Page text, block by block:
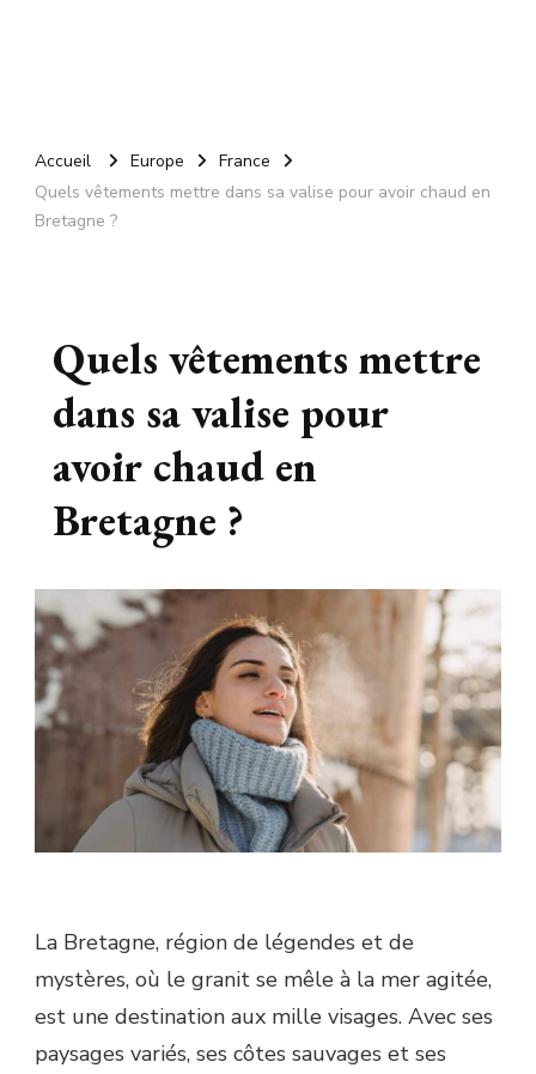
Accueil Europe
France
Quels vêtements mettre dans sa valise pour avoir chaud en
Bretagne ?
Quels vêtements mettre
dans sa valise pour
avoir chaud en
Bretagne ?
La Bretagne, région de légendes et de
mystères, où le granit se mêle à la mer agitée,
est une destination aux mille visages. Avec ses
paysages variés, ses côtes sauvages et ses